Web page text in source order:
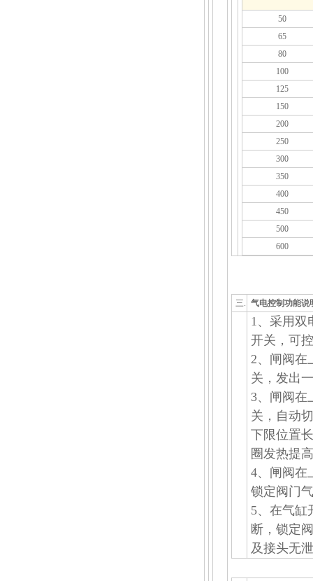
50
65
80
100
125
150
200
250
300
350
400
450
500
600
三. 气电控制功能说
1、采用双
开关，可
2、闸阀在
关，发出
3、闸阀在
关，自动
下限位置
圈发热提
4、闸阀在
锁定阀门
5、在气缸
断，锁定
及接头无